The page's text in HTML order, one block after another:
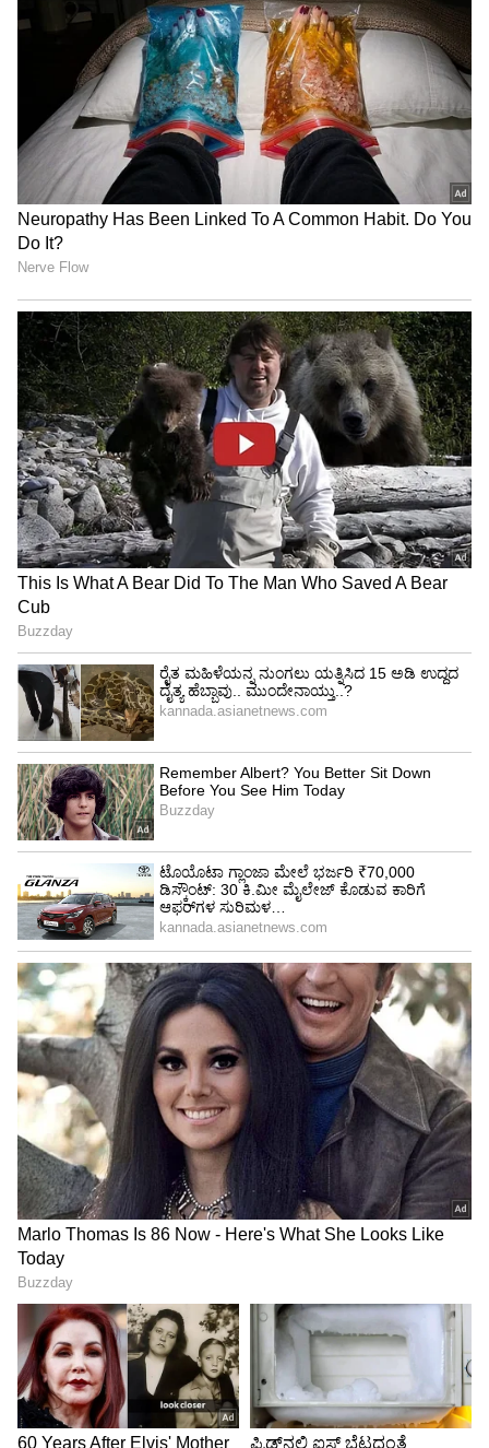
ಕನಕೋತ್ಸವದಲ್ಲಿ ರಿಷಬ್ ಶೆಟ್ಟಿ | Rishab
Shetty speech | Suvarna News
ಶೇ.50 ರಿಂದ ಶೇ.18 ಕ್ಕೆ TAX ಇಳಿಕೆ: ಮೋದಿ-
ಟ್ರಂಪ್ ಐತಿಹಾಸಿಕ ಒಪ್ಪಂದ | India US
Trade Deal | Party Rounds